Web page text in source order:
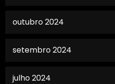
outubro 2024
setembro 2024
julho 2024